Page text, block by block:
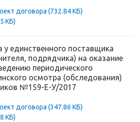
договора (732.84 КБ)
КБ)
у единственного поставщика
подрядчика) на оказание
периодического
осмотра (обследования)
№159-Е-У/2017
договора (347.86 КБ)
КБ)